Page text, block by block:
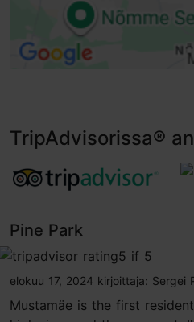
TripAdvisorissa®
tripadvisor rating 5.0 of 5
Pine Park
tripadvisor rating 5 of 5
elokuu 17, 2024 kirjoittaja: Sergei
Mustamäe is the first